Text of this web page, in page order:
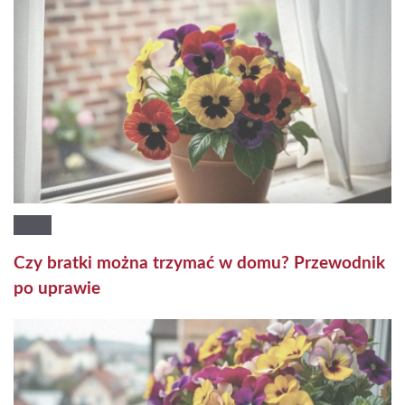
Czy bratki można trzymać w domu? Przewodnik
po uprawie